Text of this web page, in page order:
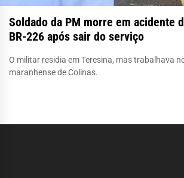
Soldado da PM morre em acidente
BR-226 após sair do serviço
O militar residia em Teresina, mas trabalhava
maranhense de Colinas.